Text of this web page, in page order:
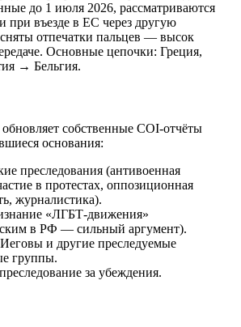
до 1 июля 2026, рассматриваются
при въезде в ЕС через другую
отпечатки пальцев — высок
Основные цепочки: Греция,
→ Бельгия.
собственные COI-отчёты
основания:
преследования (антивоенная
в протестах, оппозиционная
журналистика).
«ЛГБТ-движения»
в РФ — сильный аргумент).
и другие преследуемые
группы.
за убеждения.